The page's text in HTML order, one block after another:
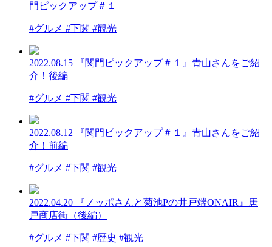
門ピックアップ＃１
#グルメ #下関 #観光
2022.08.15 『関門ピックアップ＃１』青山さんをご紹
介！後編
#グルメ #下関 #観光
2022.08.12 『関門ピックアップ＃１』青山さんをご紹
介！前編
#グルメ #下関 #観光
2022.04.20 『ノッポさんと菊池Pの井戸端ONAIR』唐
戸商店街（後編）
#グルメ #下関 #歴史 #観光